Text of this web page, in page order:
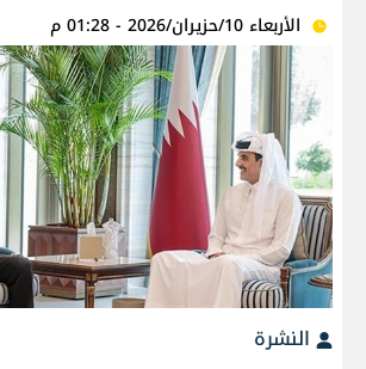
الأربعاء 10/حزيران/2026 - 01:28 م
النشرة